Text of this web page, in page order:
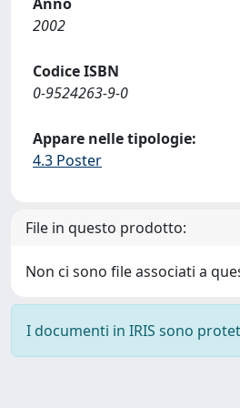
2002
Codice ISBN
0-9524263-9-0
Appare nelle tipologie:
4.3 Poster
File in questo prodotto:
Non ci sono file associati a
I documenti in IRIS sono